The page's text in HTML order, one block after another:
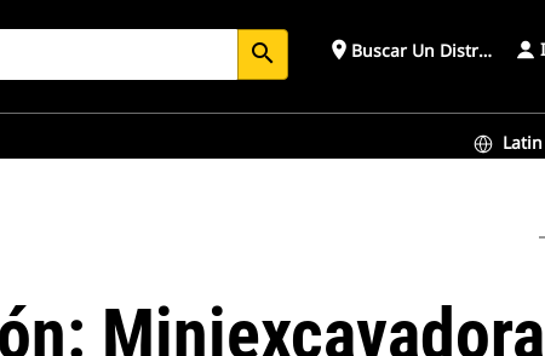
search place Buscar Un Distribuidor
Miniexcavadora